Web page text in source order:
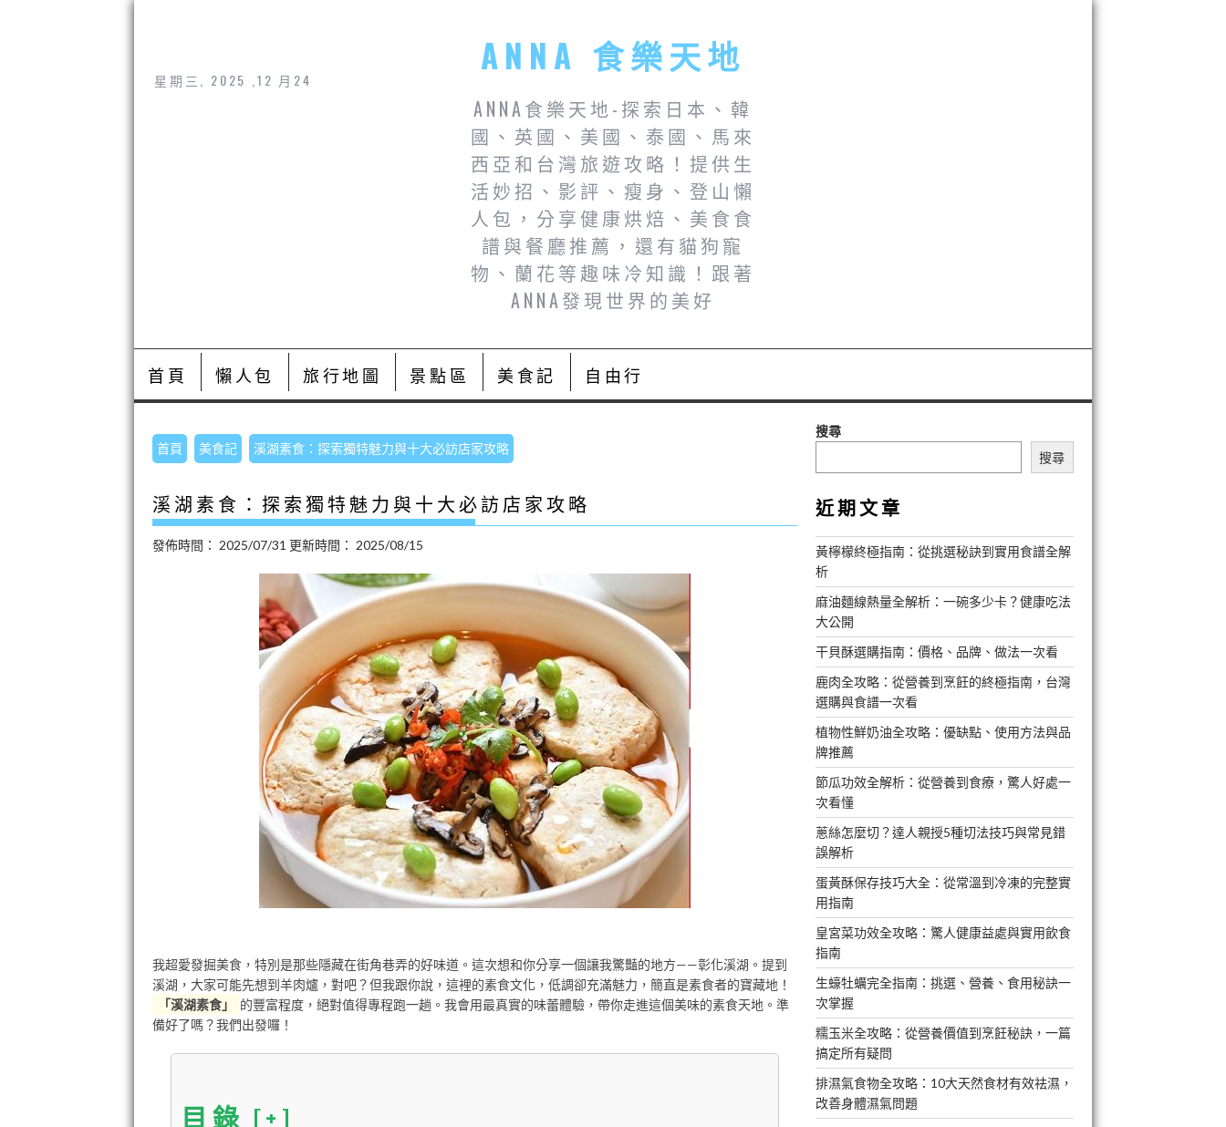
星期三, 2025 ,12 月24
ANNA 食樂天地
ANNA食樂天地-探索日本、韓
國、英國、美國、泰國、馬來
西亞和台灣旅遊攻略！提供生
活妙招、影評、瘦身、登山懶
人包，分享健康烘焙、美食食
譜與餐廳推薦，還有貓狗寵
物、蘭花等趣味冷知識！跟著
ANNA發現世界的美好
首頁 懶人包 旅行地圖 景點區 美食記 自由行
首頁 美食記 溪湖素食：探索獨特魅力與十大必訪店家攻略
溪湖素食：探索獨特魅力與十大必訪店家攻略
發佈時間： 2025/07/31 更新時間： 2025/08/15
我超愛發掘美食，特別是那些隱藏在街角巷弄的好味道。這次想和你分享一個讓我驚豔的地方——彰化溪湖。提到
溪湖，大家可能先想到羊肉爐，對吧？但我跟你說，這裡的素食文化，低調卻充滿魅力，簡直是素食者的寶藏地！
「溪湖素食」
的豐富程度，絕對值得專程跑一趟。我會用最真實的味蕾體驗，帶你走進這個美味的素食天地。準
備好了嗎？我們出發囉！
目錄 [+]
搜尋
搜尋
近期文章
黃檸檬終極指南：從挑選秘訣到實用食譜全解
析
麻油麵線熱量全解析：一碗多少卡？健康吃法
大公開
干貝酥選購指南：價格、品牌、做法一次看
鹿肉全攻略：從營養到烹飪的終極指南，台灣
選購與食譜一次看
植物性鮮奶油全攻略：優缺點、使用方法與品
牌推薦
節瓜功效全解析：從營養到食療，驚人好處一
次看懂
蔥絲怎麼切？達人親授5種切法技巧與常見錯
誤解析
蛋黃酥保存技巧大全：從常溫到冷凍的完整實
用指南
皇宮菜功效全攻略：驚人健康益處與實用飲食
指南
生蠔牡蠣完全指南：挑選、營養、食用秘訣一
次掌握
糯玉米全攻略：從營養價值到烹飪秘訣，一篇
搞定所有疑問
排濕氣食物全攻略：10大天然食材有效祛濕，
改善身體濕氣問題